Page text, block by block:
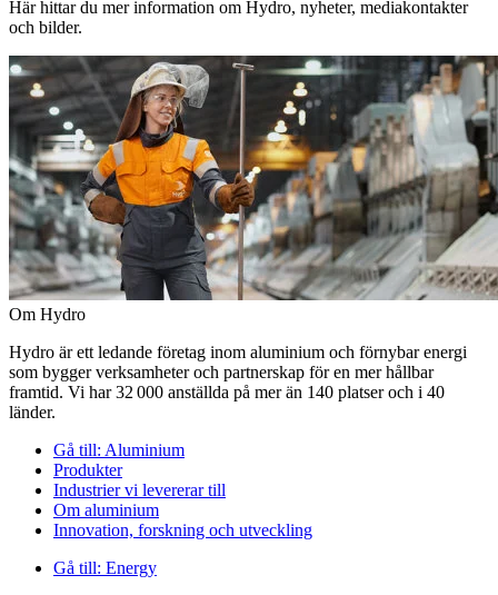
Här hittar du mer information om Hydro, nyheter, mediakontakter
och bilder.
Om Hydro
Hydro är ett ledande företag inom aluminium och förnybar energi
som bygger verksamheter och partnerskap för en mer hållbar
framtid. Vi har 32 000 anställda på mer än 140 platser och i 40
länder.
Gå till: Aluminium
Produkter
Industrier vi levererar till
Om aluminium
Innovation, forskning och utveckling
Gå till: Energy